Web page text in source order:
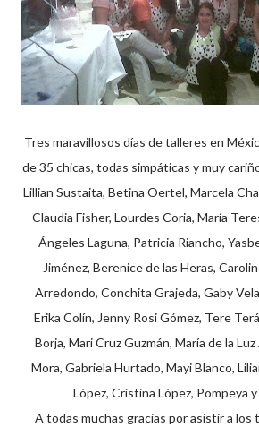
Tres maravillosos días de talleres en México con la participación
de 35 chicas, todas simpáticas y muy
Lillian Sustaita, Betina Oertel, Marcela
Claudia Fisher, Lourdes Coria, María
Ángeles Laguna, Patricia Riancho,
Jiménez, Berenice de las Heras,
Arredondo, Conchita Grajeda, Gaby
Erika Colín, Jenny Rosi Gómez, Tere
Borja, Mari Cruz Guzmán, María de la
Mora, Gabriela Hurtado, Mayi Blanco,
López, Cristina López, Pompeya
A todas muchas gracias por asistir a los talleres, por vuestra